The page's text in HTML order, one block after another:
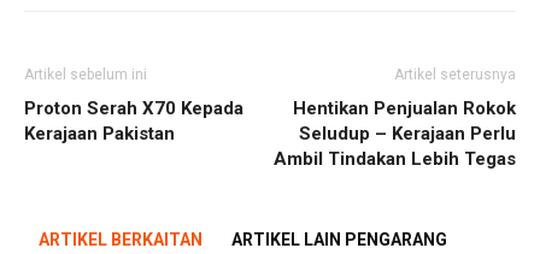
Artikel sebelum ini
Proton Serah X70 Kepada
Kerajaan Pakistan
Artikel seterusnya
Hentikan Penjualan Rokok
Seludup – Kerajaan Perlu
Ambil Tindakan Lebih Tegas
ARTIKEL BERKAITAN ARTIKEL LAIN PENGARANG